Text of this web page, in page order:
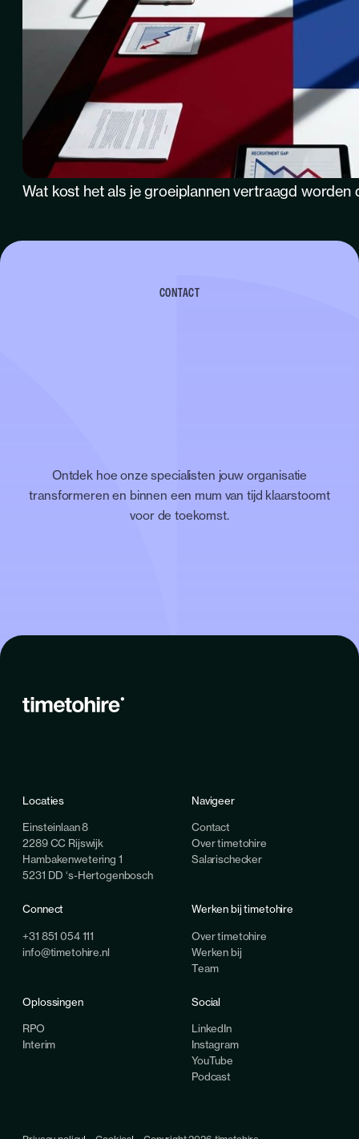
Wat kost het als je groeiplannen vertraagd worden
CONTACT
Ontdek hoe onze specialisten jouw organisatie
transformeren en binnen een mum van tijd klaarstoomt
voor de toekomst.
Locaties
Einsteinlaan 8
2289 CC Rijswijk
Hambakenwetering 1
5231 DD ‘s-Hertogenbosch
Navigeer
Contact
Over timetohire
Salarischecker
Connect
+31 851 054 111
info@timetohire.nl
Werken bij timetohire
Over timetohire
Werken bij
Team
Oplossingen
RPO
Interim
Social
LinkedIn
Instagram
YouTube
Podcast